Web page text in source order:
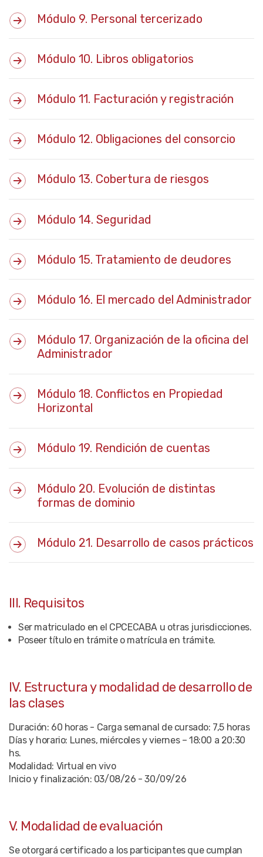
Módulo 9. Personal tercerizado
Módulo 10. Libros obligatorios
Módulo 11. Facturación y registración
Módulo 12. Obligaciones del consorcio
Módulo 13. Cobertura de riesgos
Módulo 14. Seguridad
Módulo 15. Tratamiento de deudores
Módulo 16. El mercado del Administrador
Módulo 17. Organización de la oficina del
Administrador
Módulo 18. Conflictos en Propiedad
Horizontal
Módulo 19. Rendición de cuentas
Módulo 20. Evolución de distintas
formas de dominio
Módulo 21. Desarrollo de casos prácticos
III. Requisitos
Ser matriculado en el CPCECABA u otras jurisdicciones.
Poseer título en trámite o matrícula en trámite.
IV. Estructura y modalidad de desarrollo de
las clases
Duración: 60 horas - Carga semanal de cursado: 7,5 horas
Días y horario: Lunes, miércoles y viernes – 18:00 a 20:30
hs.
Modalidad: Virtual en vivo
Inicio y finalización: 03/08/26 - 30/09/26
V. Modalidad de evaluación
Se otorgará certificado a los participantes que cumplan